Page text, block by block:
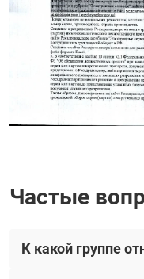
Частые
К какой группе